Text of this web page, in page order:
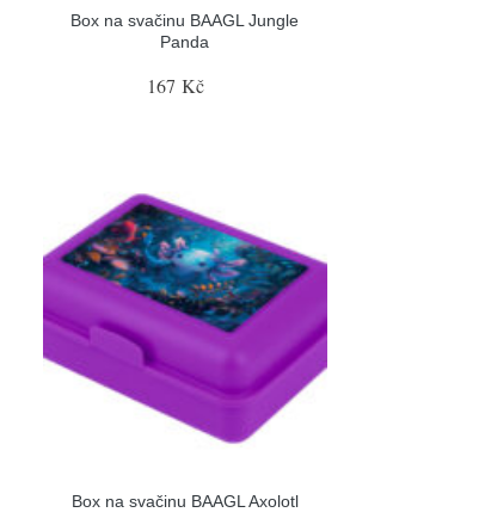
Box na svačinu BAAGL Jungle
Panda
167 Kč
Box na svačinu BAAGL Axolotl